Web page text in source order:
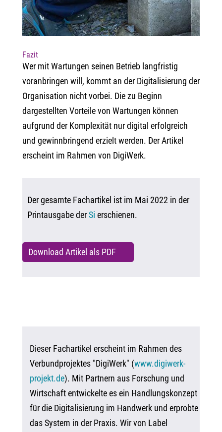
Fazit
Wer mit Wartungen seinen Betrieb langfristig
voranbringen will, kommt an der Digitalisierung der
Organisation nicht vorbei. Die zu Beginn
dargestellten Vorteile von Wartungen können
aufgrund der Komplexität nur digital erfolgreich
und gewinnbringend erzielt werden. Der Artikel
erscheint im Rahmen von DigiWerk.
Der gesamte Fachartikel ist im Mai 2022 in der
Printausgabe derSi erschienen.
Download Artikel als PDF
Dieser Fachartikel erscheint im Rahmen des
Verbundprojektes "DigiWerk" (www.digiwerk-
projekt.de). Mit Partnern aus Forschung und
Wirtschaft entwickelte es ein Handlungskonzept
für die Digitalisierung im Handwerk und erprobte
das System in der Praxis. Wir von Label